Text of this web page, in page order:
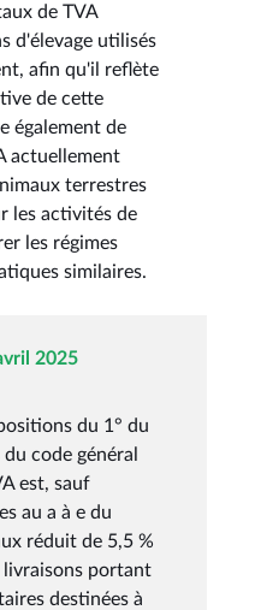
de TVA
d'élevage utilisés
afin qu'il reflète
de cette
également de
actuellement
terrestres
les activités de
les régimes
similaires.
2025
du 1° du
code général
est, sauf
au a à e du
réduit de 5,5 %
livraisons portant
destinées à